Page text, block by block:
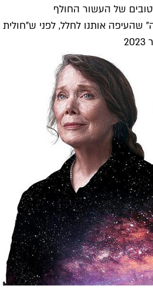
לוקחת אותנו לגלקסיות אחרות, ובגלל שאנחנו אוהבים סרטי קולנוע...